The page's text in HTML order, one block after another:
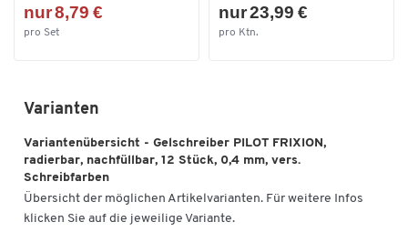
nur 8,79 €
pro Set
nur 23,99 €
pro Ktn.
Varianten
Variantenübersicht - Gelschreiber PILOT FRIXION,
radierbar, nachfüllbar, 12 Stück, 0,4 mm, vers.
Schreibfarben
Übersicht der möglichen Artikelvarianten. Für weitere Infos
klicken Sie auf die jeweilige Variante.